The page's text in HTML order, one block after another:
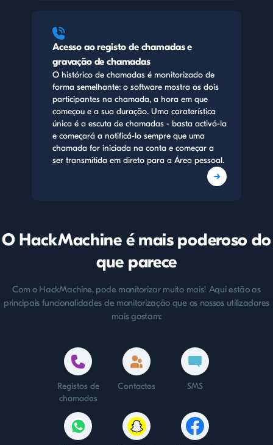
Acesso ao registo de chamadas e
gravação de chamadas
O histórico de chamadas é monitorizado de
forma semelhante: o software mostra os dois
participantes na chamada, a hora em que
começou e a sua duração. Uma caraterística
única é a escuta de chamadas - basta activá-la
e começará a notificá-lo sempre que uma
chamada for iniciada na conta e começar a
ser transmitida em direto para a Área pessoal.
O HackMachine é mais poderoso do
que parece
Com o HackMachine, pode monitorizar muito mais! Aqui estão as
principais funcionalidades de monitorização que os nossos utilizadores
mais gostam:
Registos de
chamadas
Contactos SMS